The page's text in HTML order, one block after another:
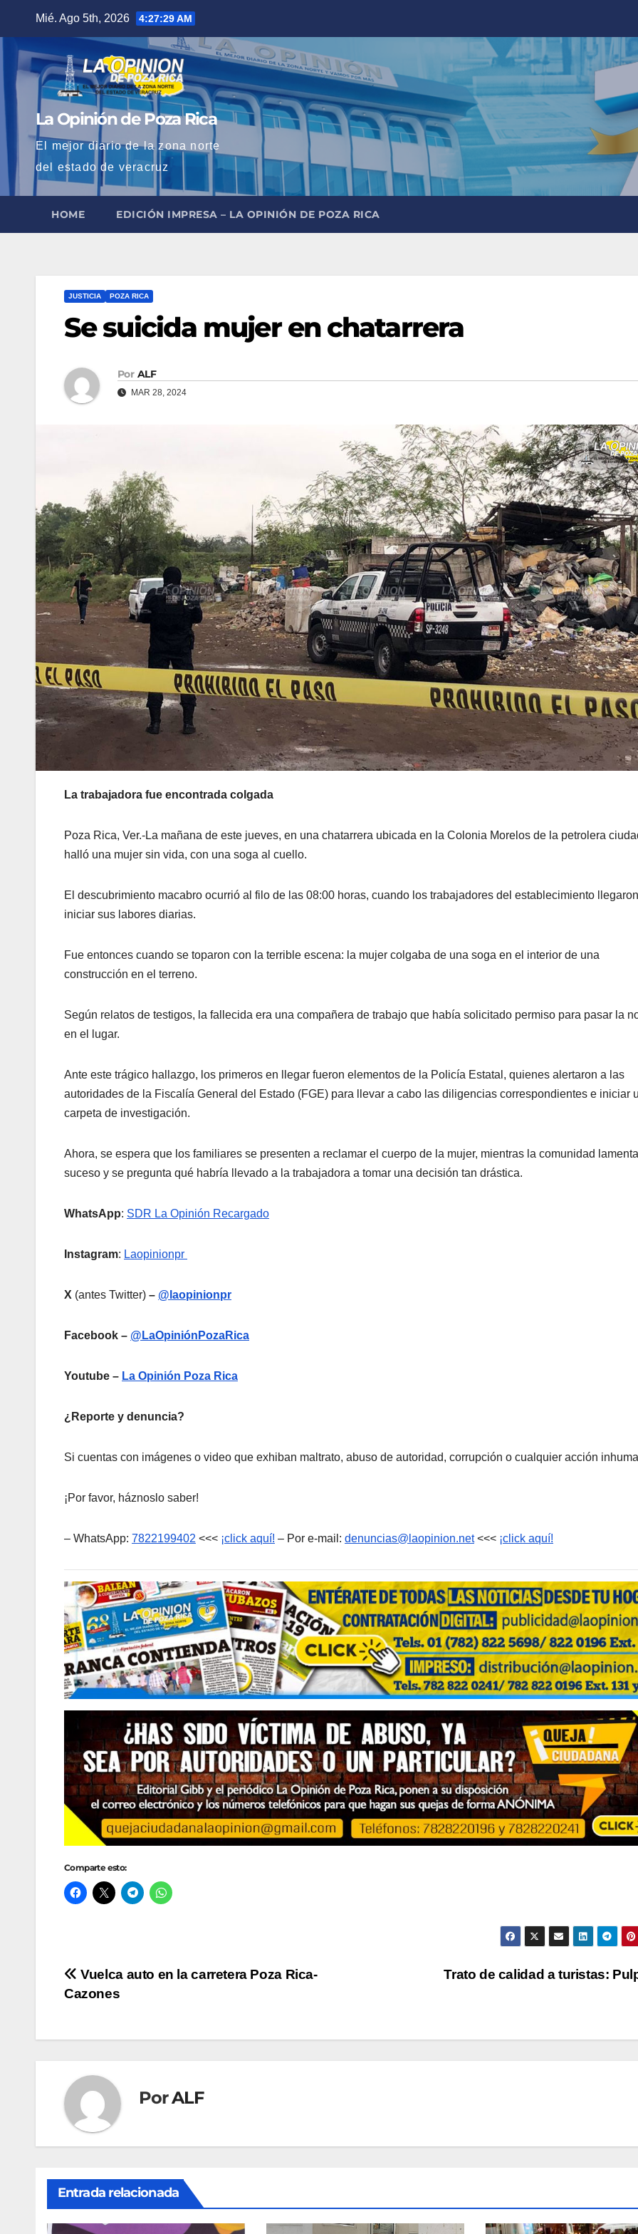
contenido
Mié. Ago 5th, 2026 4:27:30 AM
La Opinión de Poza Rica
El mejor diario de la zona norte
del estado de veracruz
HOME EDICIÓN IMPRESA – LA OPINIÓN DE POZA RICA
JUSTICIA POZA RICA
Se suicida mujer en chatarrera
Por ALF
MAR 28, 2024
La trabajadora fue encontrada colgada
Poza Rica, Ver.-La mañana de este jueves, en una chatarrera ubicada en la Colonia Morelos de la petrolera
halló una mujer sin vida, con una soga al cuello.
El descubrimiento macabro ocurrió al filo de las 08:00 horas, cuando los trabajadores del establecimiento
iniciar sus labores diarias.
Fue entonces cuando se toparon con la terrible escena: la mujer colgaba de una soga en el interior de una
construcción en el terreno.
Según relatos de testigos, la fallecida era una compañera de trabajo que había solicitado permiso para pasar la
en el lugar.
Ante este trágico hallazgo, los primeros en llegar fueron elementos de la Policía Estatal, quienes alertaron a las
autoridades de la Fiscalía General del Estado (FGE) para llevar a cabo las diligencias correspondientes e iniciar
carpeta de investigación.
Ahora, se espera que los familiares se presenten a reclamar el cuerpo de la mujer, mientras la comunidad
suceso y se pregunta qué habría llevado a la trabajadora a tomar una decisión tan drástica.
WhatsApp: SDR La Opinión Recargado
Instagram: Laopinionpr
X (antes Twitter) – @laopinionpr
Facebook – @LaOpiniónPozaRica
Youtube – La Opinión Poza Rica
¿Reporte y denuncia?
Si cuentas con imágenes o video que exhiban maltrato, abuso de autoridad, corrupción o cualquier acción
¡Por favor, háznoslo saber!
– WhatsApp: 7822199402 <<< ¡click aquí! – Por e-mail: denuncias@laopinion.net<<< ¡click aquí!
Comparte esto:
Navegación
entradas
Trato de calidad a turistas:
Vuelca auto en la carretera Poza Rica-
Cazones
PorALF
Entrada relacionada